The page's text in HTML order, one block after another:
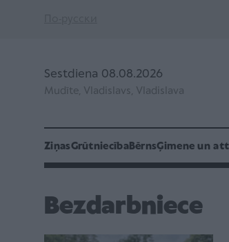
Sestdiena 08.08.2026
Mudīte, Vladislavs, Vladislava
ZiņasGrūtniecībaBērnsĢimene un
Bezdarbniece